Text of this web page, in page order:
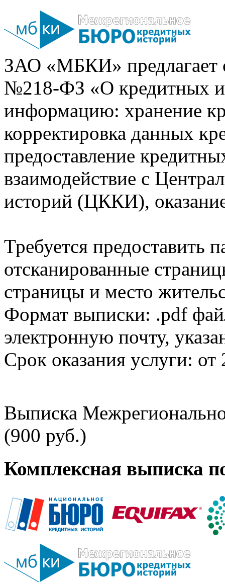
ЗАО «МБКИ» предлагает
№218-ФЗ «О кредитных
информацию: хранение
корректировка данных
предоставление
взаимодействие с
историй (ЦККИ),
Требуется предоставить
отсканированные
страницы и место
Формат выписки: .pdf
электронную почту,
Срок оказания услуги: от
Выписка
(900 руб.)
Комплексная выписка